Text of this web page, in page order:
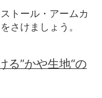
トール ・アームカ
さけましょう。
る”かや生地“の